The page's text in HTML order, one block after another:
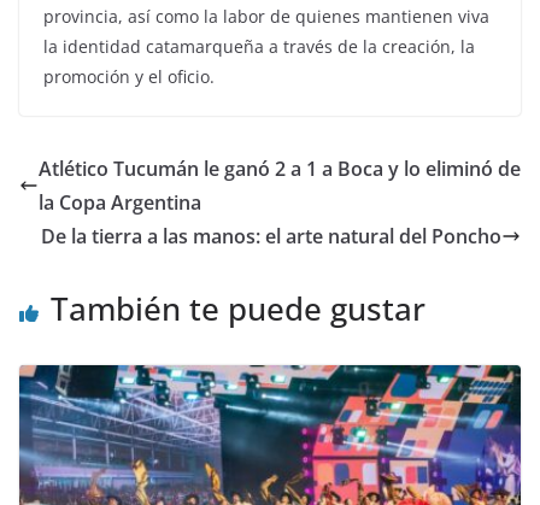
provincia, así como la labor de quienes mantienen viva
la identidad catamarqueña a través de la creación, la
promoción y el oficio.
Atlético Tucumán le ganó 2 a 1 a Boca y lo eliminó de
la Copa Argentina
De la tierra a las manos: el arte natural del Poncho
También te puede gustar